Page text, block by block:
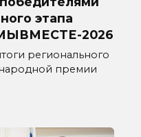
этапа
2026
регионального
премии